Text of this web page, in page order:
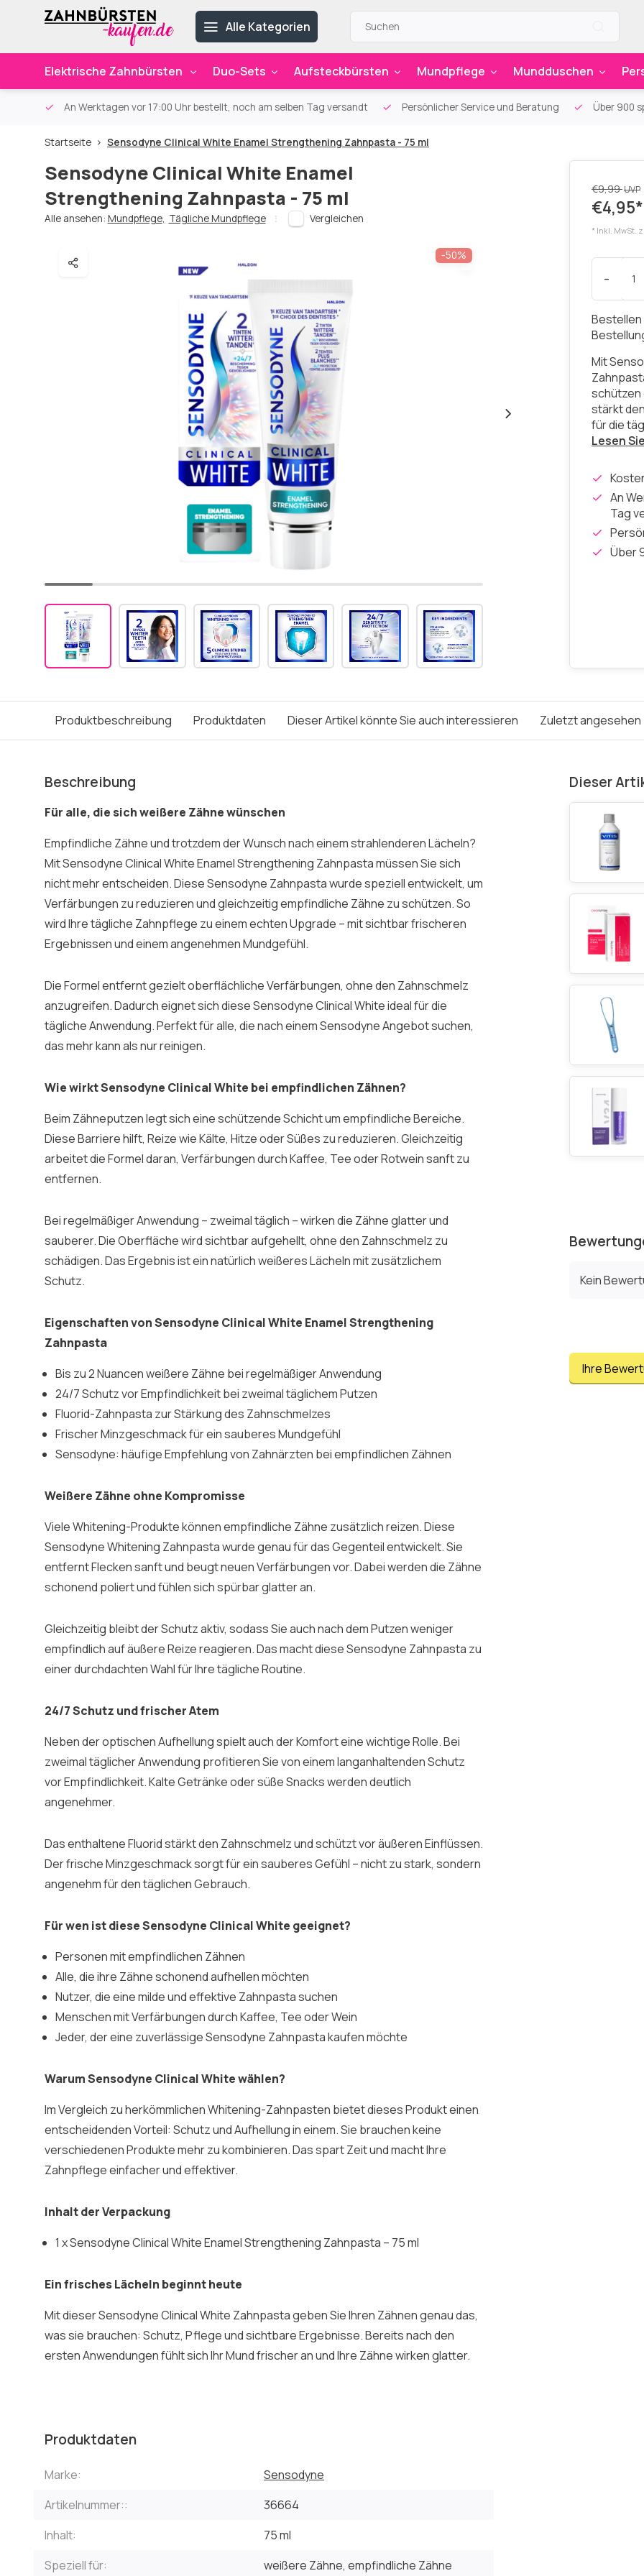
Alle Kategorien
Elektrische Zahnbürsten Duo-Sets Aufsteckbürsten Mundpflege Mundduschen
An Werktagen vor 17:00 Uhr bestellt, noch am selben Tag versandt Persönlicher Service und Beratung Über 900
Startseite Sensodyne Clinical White Enamel Strengthening Zahnpasta - 75 ml
Sensodyne Clinical White Enamel
Strengthening Zahnpasta - 75 ml
Alle ansehen: Mundpflege, Tägliche Mundpflege Vergleichen
-50%
€9,99UVP
€4,95*
* Inkl. MwSt.
-
Bestellen
Mit
schützen
stärkt
für die
Lesen
An
Tag
Über
Produktbeschreibung Produktdaten Dieser Artikel könnte Sie auch interessieren Zuletzt angesehen
Beschreibung
Für alle, die sich weißere Zähne wünschen
Empfindliche Zähne und trotzdem der Wunsch nach einem strahlenderen Lächeln?
Mit Sensodyne Clinical White Enamel Strengthening Zahnpasta müssen Sie sich
nicht mehr entscheiden. Diese Sensodyne Zahnpasta wurde speziell entwickelt, um
Verfärbungen zu reduzieren und gleichzeitig empfindliche Zähne zu schützen. So
wird Ihre tägliche Zahnpflege zu einem echten Upgrade – mit sichtbar frischeren
Ergebnissen und einem angenehmen Mundgefühl.
Die Formel entfernt gezielt oberflächliche Verfärbungen, ohne den Zahnschmelz
anzugreifen. Dadurch eignet sich diese Sensodyne Clinical White ideal für die
tägliche Anwendung. Perfekt für alle, die nach einem Sensodyne Angebot suchen,
das mehr kann als nur reinigen.
Wie wirkt Sensodyne Clinical White bei empfindlichen Zähnen?
Beim Zähneputzen legt sich eine schützende Schicht um empfindliche Bereiche.
Diese Barriere hilft, Reize wie Kälte, Hitze oder Süßes zu reduzieren. Gleichzeitig
arbeitet die Formel daran, Verfärbungen durch Kaffee, Tee oder Rotwein sanft zu
entfernen.
Bei regelmäßiger Anwendung – zweimal täglich – wirken die Zähne glatter und
sauberer. Die Oberfläche wird sichtbar aufgehellt, ohne den Zahnschmelz zu
schädigen. Das Ergebnis ist ein natürlich weißeres Lächeln mit zusätzlichem
Schutz.
Eigenschaften von Sensodyne Clinical White Enamel Strengthening
Zahnpasta
Bis zu 2 Nuancen weißere Zähne bei regelmäßiger Anwendung
24/7 Schutz vor Empfindlichkeit bei zweimal täglichem Putzen
Fluorid-Zahnpasta zur Stärkung des Zahnschmelzes
Frischer Minzgeschmack für ein sauberes Mundgefühl
Sensodyne: häufige Empfehlung von Zahnärzten bei empfindlichen Zähnen
Weißere Zähne ohne Kompromisse
Viele Whitening-Produkte können empfindliche Zähne zusätzlich reizen. Diese
Sensodyne Whitening Zahnpasta wurde genau für das Gegenteil entwickelt. Sie
entfernt Flecken sanft und beugt neuen Verfärbungen vor. Dabei werden die Zähne
schonend poliert und fühlen sich spürbar glatter an.
Gleichzeitig bleibt der Schutz aktiv, sodass Sie auch nach dem Putzen weniger
empfindlich auf äußere Reize reagieren. Das macht diese Sensodyne Zahnpasta zu
einer durchdachten Wahl für Ihre tägliche Routine.
24/7 Schutz und frischer Atem
Neben der optischen Aufhellung spielt auch der Komfort eine wichtige Rolle. Bei
zweimal täglicher Anwendung profitieren Sie von einem langanhaltenden Schutz
vor Empfindlichkeit. Kalte Getränke oder süße Snacks werden deutlich
angenehmer.
Das enthaltene Fluorid stärkt den Zahnschmelz und schützt vor äußeren Einflüssen.
Der frische Minzgeschmack sorgt für ein sauberes Gefühl – nicht zu stark, sondern
angenehm für den täglichen Gebrauch.
Für wen ist diese Sensodyne Clinical White geeignet?
Personen mit empfindlichen Zähnen
Alle, die ihre Zähne schonend aufhellen möchten
Nutzer, die eine milde und effektive Zahnpasta suchen
Menschen mit Verfärbungen durch Kaffee, Tee oder Wein
Jeder, der eine zuverlässige Sensodyne Zahnpasta kaufen möchte
Warum Sensodyne Clinical White wählen?
Im Vergleich zu herkömmlichen Whitening-Zahnpasten bietet dieses Produkt einen
entscheidenden Vorteil: Schutz und Aufhellung in einem. Sie brauchen keine
verschiedenen Produkte mehr zu kombinieren. Das spart Zeit und macht Ihre
Zahnpflege einfacher und effektiver.
Inhalt der Verpackung
1 x Sensodyne Clinical White Enamel Strengthening Zahnpasta – 75 ml
Ein frisches Lächeln beginnt heute
Mit dieser Sensodyne Clinical White Zahnpasta geben Sie Ihren Zähnen genau das,
was sie brauchen: Schutz, Pflege und sichtbare Ergebnisse. Bereits nach den
ersten Anwendungen fühlt sich Ihr Mund frischer an und Ihre Zähne wirken glatter.
Produktdaten
Marke:
Sensodyne
Artikelnummer::
36664
Inhalt:
75 ml
Speziell für:
weißere Zähne, empfindliche Zähne
Dieser
Kein
Ihre